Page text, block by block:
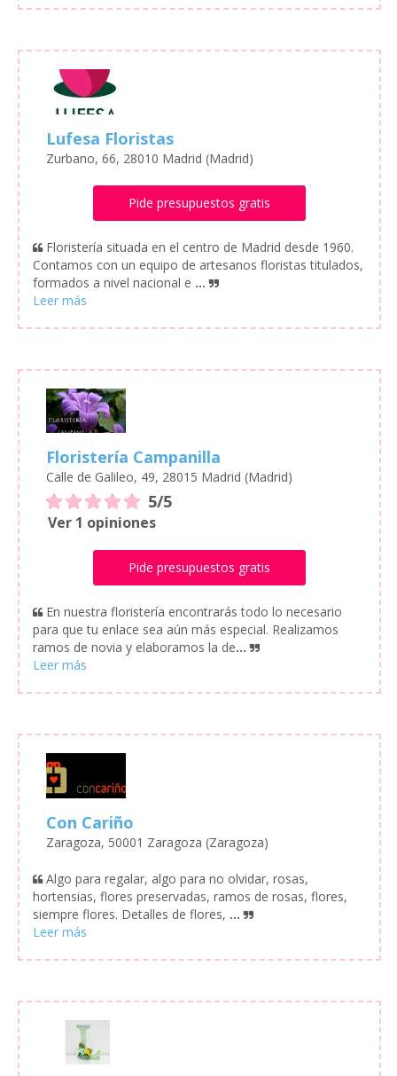
Lufesa Floristas
Zurbano, 66, 28010 Madrid (Madrid)
Pide presupuestos gratis
Floristería situada en el centro de Madrid desde 1960.
Contamos con un equipo de artesanos floristas titulados,
formados a nivel nacional e ...
Floristería Campanilla
Calle de Galileo, 49, 28015 Madrid (Madrid)
5/5
Ver 1 opiniones
Pide presupuestos gratis
En nuestra floristería encontrarás todo lo necesario
para que tu enlace sea aún más especial. Realizamos
ramos de novia y elaboramos la de...
Con Cariño
Zaragoza, 50001 Zaragoza (Zaragoza)
Algo para regalar, algo para no olvidar, rosas,
hortensias, flores preservadas, ramos de rosas, flores,
siempre flores. Detalles de flores, ...